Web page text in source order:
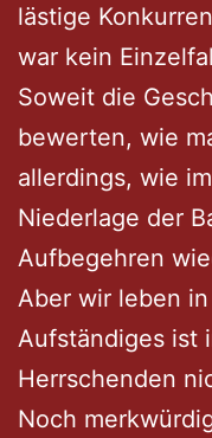
lästige
war kein
Soweit die
bewerten, wie
allerdings, wie
Niederlage der
Aufbegehren
Aber wir leben
Aufständiges ist
Herrschenden
Noch